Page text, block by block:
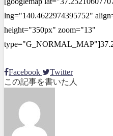
lng="140.4622974395752"
height="350px" zoom="13"
Facebook
Twitter
この記事を書いた人